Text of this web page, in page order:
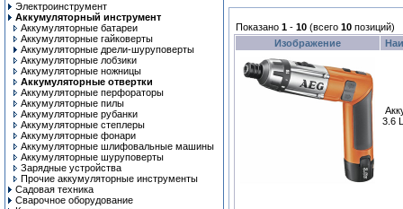
Электроинструмент
Аккумуляторный инструмент
Аккумуляторные батареи
Аккумуляторные гайковерты
Аккумуляторные дрели-шуруповерты
Аккумуляторные лобзики
Аккумуляторные ножницы
Аккумуляторные отвертки
Аккумуляторные перфораторы
Аккумуляторные пилы
Аккумуляторные рубанки
Аккумуляторные степлеры
Аккумуляторные фонари
Аккумуляторные шлифовальные машины
Аккумуляторные шуруповерты
Зарядные устройства
Прочие аккумуляторные инструменты
Садовая техника
Сварочное оборудование
Показано 1 - 10 (всего 10 позиций)
Изображение
3.6